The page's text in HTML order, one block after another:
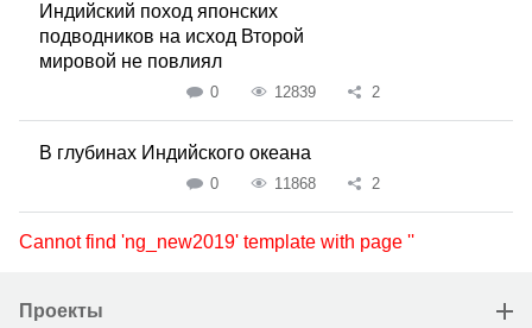
Индийский поход японских
подводников на исход Второй
мировой не повлиял
0 12839 2
В глубинах Индийского океана
0 11868 2
Cannot find 'ng_new2019' template with page ''
Проекты